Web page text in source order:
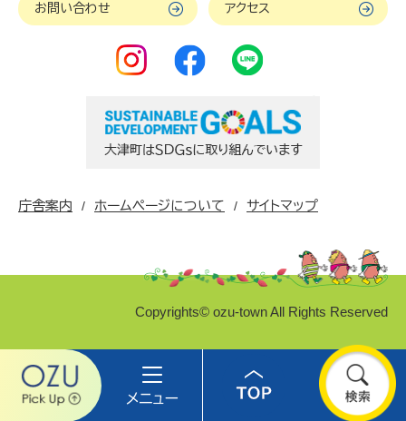
Ozu
お問い合わせ アクセス
庁舎案内 ホームページについて サイトマップ
Copyrights© ozu-town All Rights Reserved